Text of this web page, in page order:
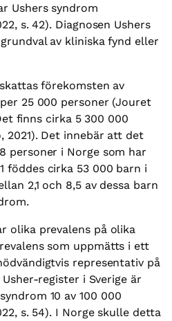
Ushers syndrom
s. 42). Diagnosen Ushers
av kliniska fynd eller
förekomsten av
25 000 personer (Jouret
finns cirka 5 300 000
2021). Det innebär att det
personer i Norge som har
föddes cirka 53 000 barn i
2,1 och 8,5 av dessa barn
olika prevalens på olika
som uppmätts i ett
representativ på
register i Sverige är
10 av 100 000
s. 54). I Norge skulle detta